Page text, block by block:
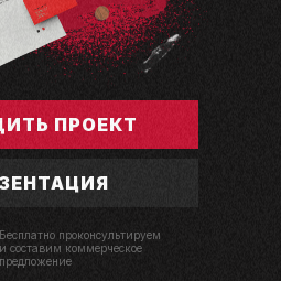
Бесплатно проконсультируем
и составим коммерческое
предложение
ПРОЕКТ